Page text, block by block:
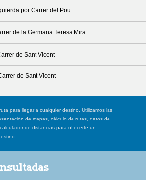
por Carrer del Pou
de la Germana Teresa Mira
de Sant Vicent
de Sant Vicent
para llegar a cualquier destino. Utilizamos las
de mapas, cálculo de rutas, datos de
de distancias para ofrecerte un